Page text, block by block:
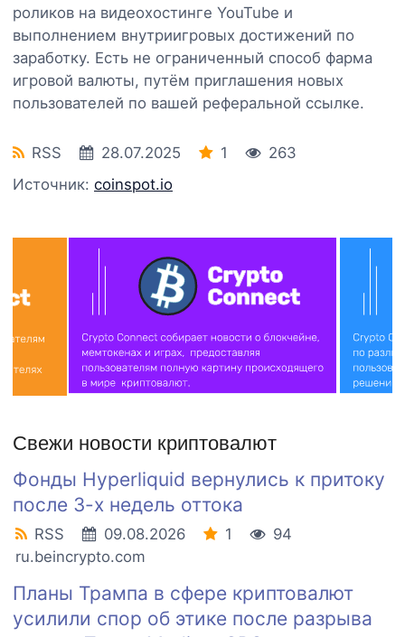
роликов на видеохостинге YouTube и
выполнением внутриигровых достижений по
заработку. Есть не ограниченный способ фарма
игровой валюты, путём приглашения новых
пользователей по вашей реферальной ссылке.
RSS 28.07.2025 1
263
Источник: coinspot.io
Свежи новости криптовалют
Фонды Hyperliquid вернулись к притоку
после 3-х недель оттока
RSS 09.08.2026 1
94
ru.beincrypto.com
Планы Трампа в сфере криптовалют
усилили спор об этике после разрыва